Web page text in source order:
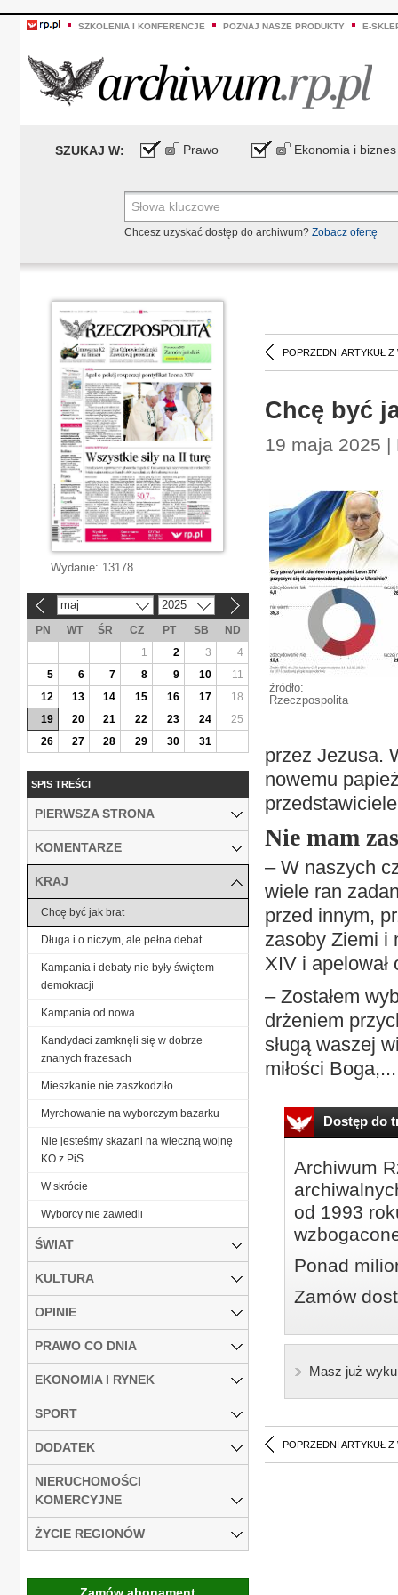
SZKOLENIA I KONFERENCJE POZNAJ NASZE PRODUKTY E-
SZUKAJ W: Prawo Ekonomia i biznes
Chcesz uzyskać dostęp do archiwum? Zobacz ofertę
POPRZEDNI ARTYKUŁ Z
Chcę być
19 maja 2025 |
źródło:
Rzeczpospolita
przez Jezusa.
nowemu
Nie mam
– W naszych
wiele ran
przed innym,
zasoby Ziemi i
XIV i
– Zostałem
drżeniem
sługą waszej
miłości Boga,...
Dostęp do
Archiwum
od 1993
Ponad
Zamów
Masz już
POPRZEDNI ARTYKUŁ Z
Wydanie: 13178
maj 2025
PN WT ŚR CZ PT SB
ND
1
2 3
4
5
6 7 8 9 10
11
12
13 14 15 16 17
18
19
20 21 22 23 24
25
26
27 28 29 30 31
SPIS TREŚCI
PIERWSZA STRONA
KOMENTARZE
KRAJ
Chcę być jak brat
Długa i o niczym, ale pełna debat
Kampania i debaty nie były świętem
demokracji
Kampania od nowa
Kandydaci zamknęli się w dobrze
znanych frazesach
Mieszkanie nie zaszkodziło
Myrchowanie na wyborczym bazarku
Nie jesteśmy skazani na wieczną wojnę
KO z PiS
W skrócie
Wyborcy nie zawiedli
ŚWIAT
KULTURA
OPINIE
PRAWO CO DNIA
EKONOMIA I RYNEK
SPORT
DODATEK
NIERUCHOMOŚCI
KOMERCYJNE
ŻYCIE REGIONÓW
Zamów abonament